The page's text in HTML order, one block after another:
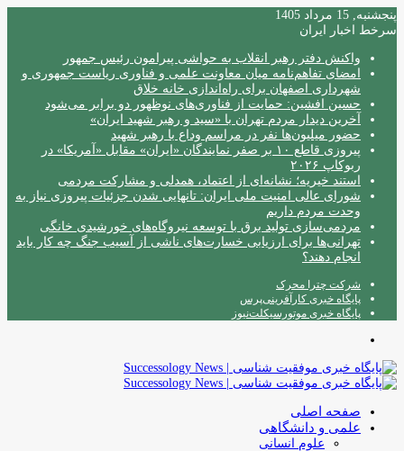
پنجشنبه, 15 مرداد 1405
سرخط اخبار ایران
واکنش دفتر رهبر انقلاب به حواشی پیرامون رئیس جمهور
امضای تفاهم‌نامه میان معاونت علمی و فناوری ریاست جمهوری و
شهرداری اصفهان برای راه‌اندازی خانه خلاق
حسین افشین: حمایت از فناوری‌های نوظهور دو برابر می‌شود
آخرین دیدار مردم تهران با «سید و رهبر شهید ایران»
حضور میلیون‌ها نفر در مراسم وداع با رهبر شهید
پیروزی قاطع ۱۰ بر صفر نمایندگان «ایران» مقابل «آمریکا» در
ربوکاپ ۲۰۲۶
استند خیریه؛ نشانه‌ای از اعتماد، همدلی و مشارکت مردمی
شورای عالی امنیت ملی ایران: تانهایی شدن جزئیات پیروزی نیاز به
وحدت مردم داریم
مردمی‌سازی تولید برق با توسعه نیروگاه‌های خورشیدی خانگی
تهرانی‌ها برای ارزیابی خسارت‌های ناشی از آسیب جنگ چه کار باید
انجام دهند؟
شرکت چترا محرک
پایگاه خبری کارآفرینی‌پرس
پایگاه خبری موتورسیکلت‌نیوز
صفحه اصلی
علمی و دانشگاهی
علوم انسانی